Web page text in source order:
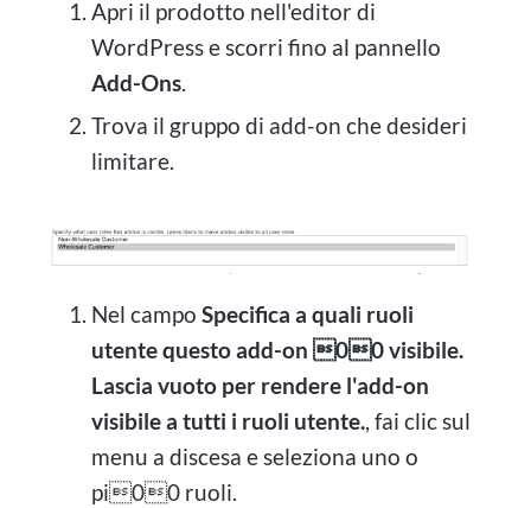
Apri il prodotto nell'editor di
WordPress e scorri fino al pannello
Add-Ons.
Trova il gruppo di add-on che desideri
limitare.
Nel campo Specifica a quali ruoli
utente questo add-on 00 visibile.
Lascia vuoto per rendere l'add-on
visibile a tutti i ruoli utente., fai clic sul
menu a discesa e seleziona uno o
pi00 ruoli.